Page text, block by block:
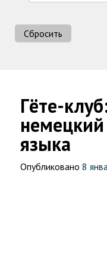
Гёте-
языка
Опубликовано8
Сбросить